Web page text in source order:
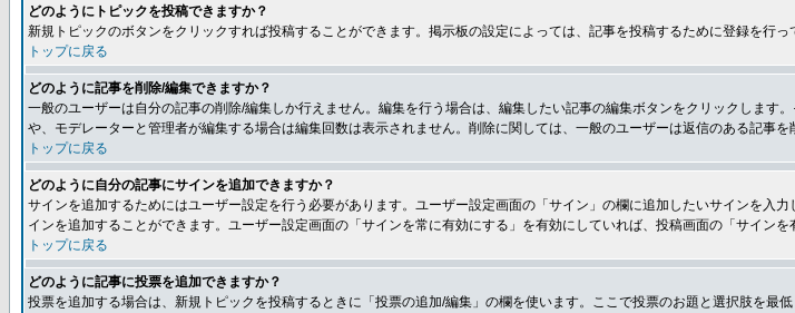
どのようにトピックを投稿できますか？
新規トピックのボタンをクリックすれば投稿することができます。掲示板の設定によっては、記事を投稿するために登録を行
トップに戻る
どのように記事を削除/編集できますか？
一般のユーザーは自分の記事の削除/編集しか行えません。編集を行う場合は、編集したい記事の編集ボタンをクリックしま
や、モデレーターと管理者が編集する場合は編集回数は表示されません。削除に関しては、一般のユーザーは返信のある記事を
トップに戻る
どのように自分の記事にサインを追加できますか？
サインを追加するためにはユーザー設定を行う必要があります。ユーザー設定画面の「サイン」の欄に追加したいサインを
インを追加することができます。ユーザー設定画面の「サインを常に有効にする」を有効にしていれば、投稿画面の「サイン
トップに戻る
どのように記事に投票を追加できますか？
投票を追加する場合は、新規トピックを投稿するときに「投票の追加/編集」の欄を使います。ここで投票のお題と選択肢を